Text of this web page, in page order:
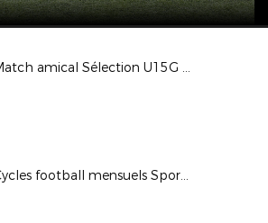
Match amical Sélection U15G - S.O. Romorantin U16 (R1) - 4 octobre 2017
Cycles football mensuels Sport Adapté - 3 octobre 2017